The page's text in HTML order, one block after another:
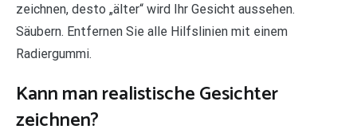
zeichnen, desto „älter“ wird Ihr Gesicht aussehen.
Säubern. Entfernen Sie alle Hilfslinien mit einem
Radiergummi.
Kann man realistische Gesichter
zeichnen?